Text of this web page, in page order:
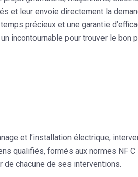
et leur envoie directement la
précieux et une garantie
incontournable pour trouver le
et l’installation électrique,
qualifiés, formés aux normes NF
de chacune de ses interventions.